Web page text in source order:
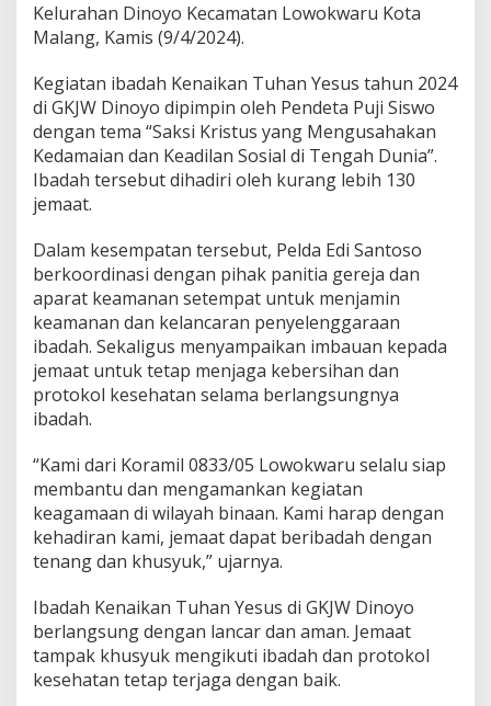
0
5
o
w
o
k
w
a
a
n
t
a
K
e
l
a
r
a
n
I
b
d
a
h
K
e
Kelurahan Dinoyo Kecamatan Lowokwaru Kota
Malang, Kamis (9/4/2024).
Kegiatan ibadah Kenaikan Tuhan Yesus tahun 2024
di GKJW Dinoyo dipimpin oleh Pendeta Puji Siswo
dengan tema “Saksi Kristus yang Mengusahakan
Kedamaian dan Keadilan Sosial di Tengah Dunia”.
Ibadah tersebut dihadiri oleh kurang lebih 130
jemaat.
Dalam kesempatan tersebut, Pelda Edi Santoso
berkoordinasi dengan pihak panitia gereja dan
aparat keamanan setempat untuk menjamin
keamanan dan kelancaran penyelenggaraan
ibadah. Sekaligus menyampaikan imbauan kepada
jemaat untuk tetap menjaga kebersihan dan
protokol kesehatan selama berlangsungnya
ibadah.
“Kami dari Koramil 0833/05 Lowokwaru selalu siap
membantu dan mengamankan kegiatan
keagamaan di wilayah binaan. Kami harap dengan
kehadiran kami, jemaat dapat beribadah dengan
tenang dan khusyuk,” ujarnya.
Ibadah Kenaikan Tuhan Yesus di GKJW Dinoyo
berlangsung dengan lancar dan aman. Jemaat
tampak khusyuk mengikuti ibadah dan protokol
kesehatan tetap terjaga dengan baik.